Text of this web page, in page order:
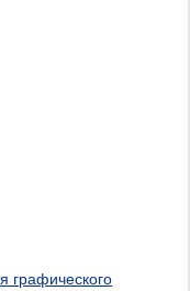
графического